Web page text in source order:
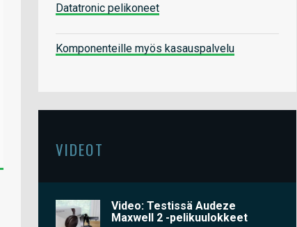
Datatronic pelikoneet
Komponenteille myös kasauspalvelu
VIDEOT
Video: Testissä Audeze
Maxwell 2 -pelikuulokkeet